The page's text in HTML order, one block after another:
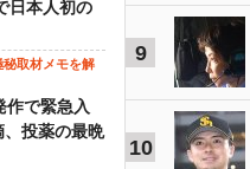
日本人初の
取材メモを解
作で緊急入
、投薬の最晩
9
10